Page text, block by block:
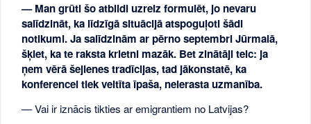
— Man grūti šo atbildi uzreiz formulēt, jo nevaru
salīdzināt, ka līdzīgā situācijā atspoguļoti šādi
notikumi. Ja salīdzinām ar pērno septembri Jūrmalā,
šķiet, ka te raksta krietni mazāk. Bet zinātāji teic: ja
ņem vērā šejienes tradīcijas, tad jākonstatē, ka
konferencei tiek veltīta īpaša, neierasta uzmanība.
— Vai ir iznācis tikties ar emigrantiem no Latvijas?